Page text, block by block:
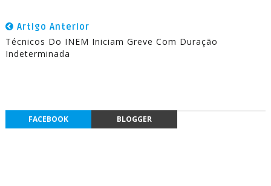
Artigo Anterior
Técnicos Do INEM Iniciam Greve Com Duração
Indeterminada
FACEBOOK BLOGGER